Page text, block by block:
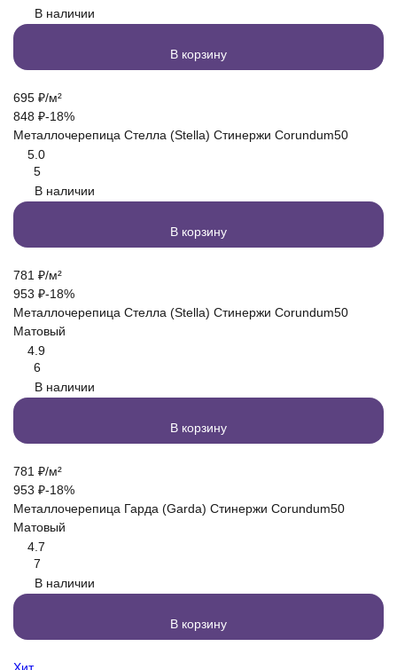
В наличии
В корзину
695 ₽/м²
848 ₽-18%
Металлочерепица Стелла (Stella) Стинержи Corundum50
5.0
5
В наличии
В корзину
781 ₽/м²
953 ₽-18%
Металлочерепица Стелла (Stella) Стинержи Corundum50
Матовый
4.9
6
В наличии
В корзину
781 ₽/м²
953 ₽-18%
Металлочерепица Гарда (Garda) Стинержи Corundum50
Матовый
4.7
7
В наличии
В корзину